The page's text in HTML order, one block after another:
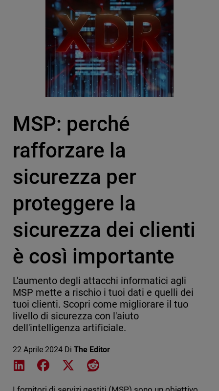
MSP: perché
rafforzare la
sicurezza per
proteggere la
sicurezza dei clienti
è così importante
L'aumento degli attacchi informatici agli
MSP mette a rischio i tuoi dati e quelli dei
tuoi clienti. Scopri come migliorare il tuo
livello di sicurezza con l'aiuto
dell'intelligenza artificiale.
22 Aprile 2024 Di The Editor
Share on LinkedIn
Share on Facebook
Share on XShare on Reddit